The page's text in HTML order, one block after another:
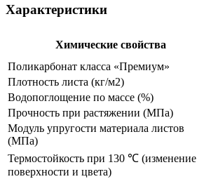
Характеристики
Химические свойства
Поликарбонат класса «Премиум»
Плотность листа (кг/м2)
Водопоглощение по массе (%)
Прочность при растяжении (МПа)
Модуль упругости материала листов
(МПа)
Термостойкость при 130 ℃ (изменение
поверхности и цвета)